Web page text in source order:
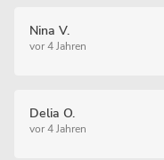
Nina V.
vor 4 Jahren
Delia O.
vor 4 Jahren